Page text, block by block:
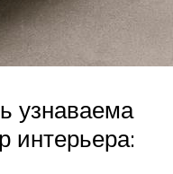
узнаваема
интерьера: